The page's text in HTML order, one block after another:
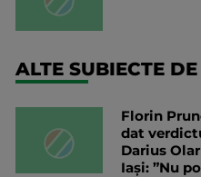
ALTE SUBIECTE
Florin
dat
Darius
Iași: ”Nu